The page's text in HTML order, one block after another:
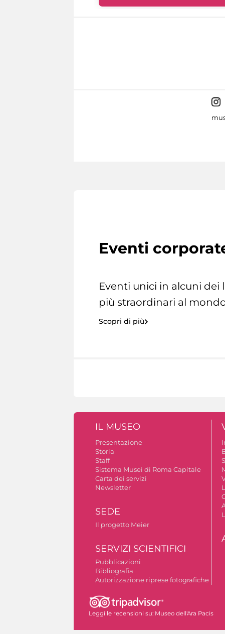
Eventi
Eventi unici in alcuni dei
più straordinari al
Scopri di più
IL MUSEO
Presentazione
Storia
Staff
Sistema Musei di Roma Capitale
Carta dei servizi
Newsletter
SEDE
Il progetto Meier
SERVIZI SCIENTIFICI
Pubblicazioni
Bibliografia
Autorizzazione riprese fotografiche
Leggi le recensioni su: Museo dell'Ara Pacis